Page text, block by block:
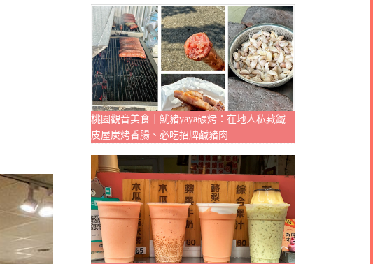
桃園觀音美食｜魷豬yaya碳烤：在地人私藏鐵
皮屋炭烤香腸、必吃招牌鹹豬肉